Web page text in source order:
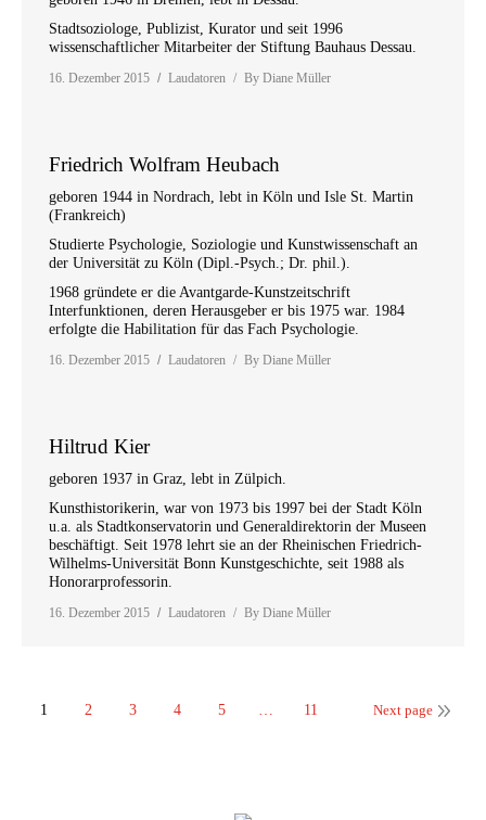
Stadtsoziologe, Publizist, Kurator und seit 1996
wissenschaftlicher Mitarbeiter der Stiftung Bauhaus Dessau.
16. Dezember 2015 Laudatoren By Diane Müller
Friedrich Wolfram Heubach
geboren 1944 in Nordrach, lebt in Köln und Isle St. Martin
(Frankreich)
Studierte Psychologie, Soziologie und Kunstwissenschaft an
der Universität zu Köln (Dipl.-Psych.; Dr. phil.).
1968 gründete er die Avantgarde-Kunstzeitschrift
Interfunktionen, deren Herausgeber er bis 1975 war. 1984
erfolgte die Habilitation für das Fach Psychologie.
16. Dezember 2015 Laudatoren By Diane Müller
Hiltrud Kier
geboren 1937 in Graz, lebt in Zülpich.
Kunsthistorikerin, war von 1973 bis 1997 bei der Stadt Köln
u.a. als Stadtkonservatorin und Generaldirektorin der Museen
beschäftigt. Seit 1978 lehrt sie an der Rheinischen Friedrich-
Wilhelms-Universität Bonn Kunstgeschichte, seit 1988 als
Honorarprofessorin.
16. Dezember 2015 Laudatoren By Diane Müller
1 2 3 4 5 … 11 Next page